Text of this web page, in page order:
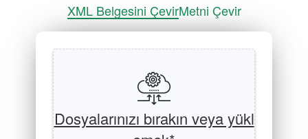
XML Belgesini ÇevirMetni Çevir
Dosyalarınızı bırakın veya yükl